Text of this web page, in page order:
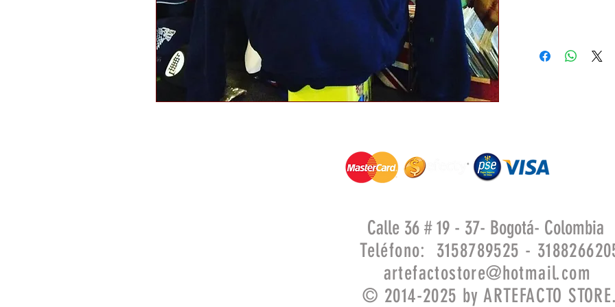
Calle 36 # 19 - 37- Bogotá- Colombia
Teléfono: 3158789525 -
artefactostore@hotmail.com
© 2014-2025 by ARTEFACTO